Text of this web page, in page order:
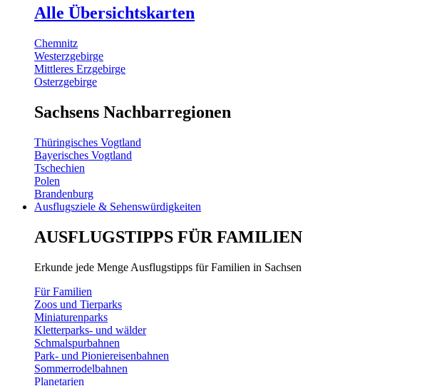
Alle Übersichtskarten
Chemnitz
Westerzgebirge
Mittleres Erzgebirge
Osterzgebirge
Sachsens Nachbarregionen
Thüringisches Vogtland
Bayerisches Vogtland
Tschechien
Polen
Brandenburg
Ausflugsziele & Sehenswürdigkeiten
AUSFLUGSTIPPS FÜR FAMILIEN
Erkunde jede Menge Ausflugstipps für Familien in Sachsen
Für Familien
Zoos und Tierparks
Miniaturenparks
Kletterparks- und wälder
Schmalspurbahnen
Park- und Pioniereisenbahnen
Sommerrodelbahnen
Planetarien